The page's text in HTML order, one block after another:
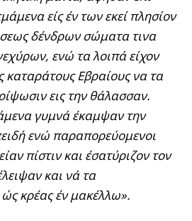
είς έν των εκεί πλησίον
δένδρων σώματα τινα
ενώ τα λοιπά είχον
καταράτους Εβραίους να τα
εις την θάλασσαν.
γυμνά έκαμψαν την
ενώ παραπορεύομενοι
πίστιν και έσατύριζον τον
και νά τα
κρέας έν μακέλλω».